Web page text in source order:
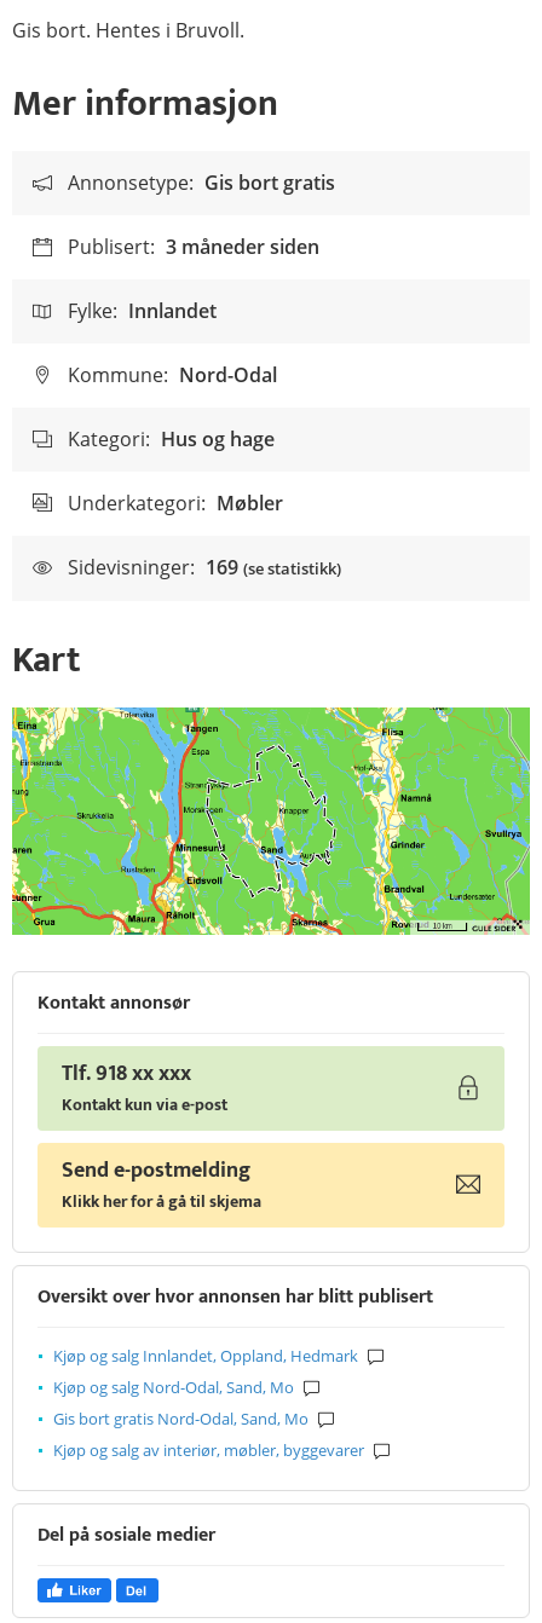
Gis bort. Hentes i Bruvoll.
Mer informasjon
Annonsetype: Gis bort gratis
Publisert: 3 måneder siden
Fylke: Innlandet
Kommune: Nord-Odal
Kategori: Hus og hage
Underkategori: Møbler
Sidevisninger: 169 (se statistikk)
Kart
Kontakt annonsør
Tlf. 918 xx xxx
Kontakt kun via e-post
Send e-postmelding
Klikk her for å gå til skjema
Oversikt over hvor annonsen har blitt publisert
Kjøp og salg Innlandet, Oppland, Hedmark
Kjøp og salg Nord-Odal, Sand, Mo
Gis bort gratis Nord-Odal, Sand, Mo
Kjøp og salg av interiør, møbler, byggevarer
Del på sosiale medier